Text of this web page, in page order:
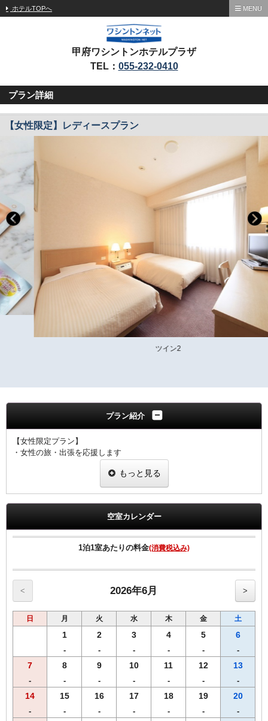
ホテルTOPへ MENU
甲府ワシントンホテルプラザ
TEL： 055-232-0410
プラン詳細
【女性限定】レディースプラン
プラン紹介
【女性限定プラン】
・女性の旅・出張を応援します
めぐりズム蒸気でホットアイマスク
ジュレーム ノンシリコンシャンプー・トリートメント
※内容については変更になることもあります。ご了承下さい
◆Wi-Fi接続・有線LAN接続のインターネット環境無料
◆枕元にＵＳＢコンセント完備
もっと見る
空室カレンダー
1泊1室あたりの料金(消費税込み)
< 2026年6月 >
日 月 火 水 木 金 土
1
-
2
-
3
-
4
-
5
-
6
-
7
-
8
-
9
-
10
-
11
-
12
-
13
-
14
-
15
-
16
-
17
-
18
-
19
-
20
-